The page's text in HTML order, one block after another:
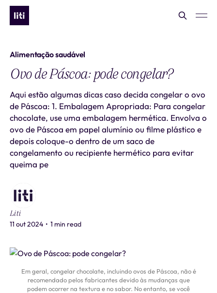
Alimentação saudável
Ovo de Páscoa: pode congelar?
Aqui estão algumas dicas caso decida congelar o ovo
de Páscoa: 1. Embalagem Apropriada: Para congelar
chocolate, use uma embalagem hermética. Envolva o
ovo de Páscoa em papel alumínio ou filme plástico e
depois coloque-o dentro de um saco de
congelamento ou recipiente hermético para evitar
queima pe
Liti
11 out 2024 • 1 min read
Em geral, congelar chocolate, incluindo ovos de Páscoa, não é
recomendado pelos fabricantes devido às mudanças que
podem ocorrer na textura e no sabor. No entanto, se você